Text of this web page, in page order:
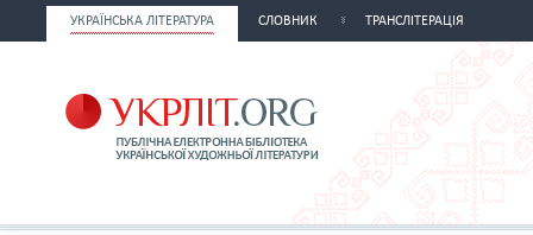
УКРАЇНСЬКА ЛІТЕРАТУРА СЛОВНИК ТРАНСЛІТЕРАЦІЯ